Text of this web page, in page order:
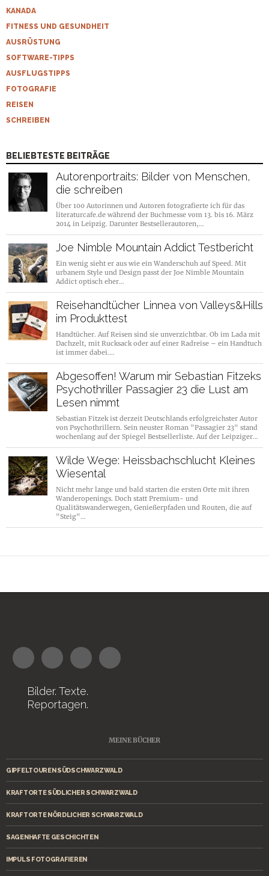
KANADA
FITNESS UND GESUNDHEIT
AUSRÜSTUNG
SOFTWARE-TIPPS
AUSFLUGSTIPPS
FOTOGRAFIE
REISEN
SCHREIBEN
BELIEBTESTE BEITRÄGE
Autorenportraits: Bilder von Menschen,
die schreiben
Über 100 Autorinnen und Autoren fotografierte ich für das
literaturcafe.de während der Buchmesse vom 13. bis 16. März
2014 in Leipzig. Darunter Bestsellerautoren,…
Joe Nimble Mountain Addict Testbericht
Ein wenig sieht er aus wie ein Wanderschuh auf Speed. Mit
urbanem Style und Design passt der Joe Nimble Mountain
Addict optisch eher…
Reisehandtücher Linnea von Valleys&Hills
im Produkttest
Handtücher. Auf Reisen sind sie unverzichtbar. Ob im Lada mit
Dachzelt, mit Rucksack oder auf einer Radreise – ein Handtuch
ist immer dabei.…
Abgesoffen! Warum mir Sebastian Fitzeks
Psychothriller Passagier 23 die Lust am
Lesen nimmt
Sebastian Fitzek ist derzeit Deutschlands erfolgreichster Autor
von Psychothrillern. Sein neuster Roman "Passagier 23" stand
wochenlang auf der Spiegel Bestsellerliste. Auf der Leipziger…
Wilde Wege: Heissbachschlucht Kleines
Wiesental
Nicht mehr lange und bald starten die ersten Orte mit ihren
Wanderopenings. Doch statt Premium- und
Qualitätswanderwegen, Genießerpfaden und Routen, die auf
"Steig"…
Bilder. Texte.
Reportagen.
MEINE BÜCHER
GIPFELTOUREN SÜDSCHWARZWALD
KRAFTORTE SÜDLICHER SCHWARZWALD
KRAFTORTE NÖRDLICHER SCHWARZWALD
SAGENHAFTE GESCHICHTEN
IMPULS FOTOGRAFIEREN